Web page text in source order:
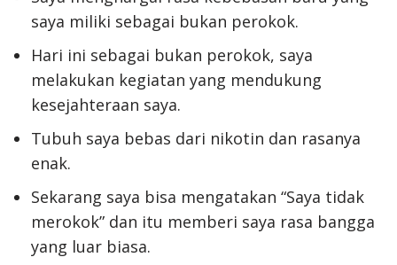
saya miliki sebagai bukan perokok.
Hari ini sebagai bukan perokok, saya
melakukan kegiatan yang mendukung
kesejahteraan saya.
Tubuh saya bebas dari nikotin dan rasanya
enak.
Sekarang saya bisa mengatakan “Saya tidak
merokok” dan itu memberi saya rasa bangga
yang luar biasa.